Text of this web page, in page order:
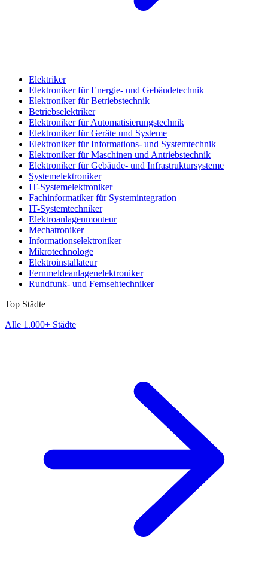
Elektriker
Elektroniker für Energie- und Gebäudetechnik
Elektroniker für Betriebstechnik
Betriebselektriker
Elektroniker für Automatisierungstechnik
Elektroniker für Geräte und Systeme
Elektroniker für Informations- und Systemtechnik
Elektroniker für Maschinen und Antriebstechnik
Elektroniker für Gebäude- und Infrastruktursysteme
Systemelektroniker
IT-Systemelektroniker
Fachinformatiker für Systemintegration
IT-Systemtechniker
Elektroanlagenmonteur
Mechatroniker
Informationselektroniker
Mikrotechnologe
Elektroinstallateur
Fernmeldeanlagenelektroniker
Rundfunk- und Fernsehtechniker
Top Städte
Alle 1.000+ Städte